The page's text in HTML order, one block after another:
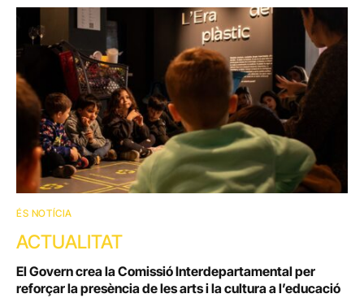
ÉS NOTÍCIA
ACTUALITAT
El Govern crea la Comissió Interdepartamental per
reforçar la presència de les arts i la cultura a l’educació